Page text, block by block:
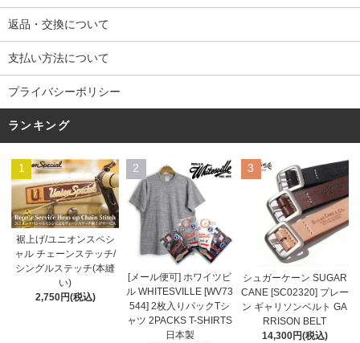
返品・交換について
支払い方法について
プライバシーポリシー
ランキング
1
裾上げ/ユニオンスペシ
ャル チェーンステッチ/
シングルステッチ(本縫
い)
2,750円(税込)
2
[メール便可] ホワイツビ
ル WHITESVILLE [WV73
544] 2枚入りパックTシ
ャツ 2PACKS T-SHIRTS
日本製
3
シュガーケーン SUGAR
CANE [SC02320] プレー
ン ギャリソンベルト GA
RRISON BELT
14,300円(税込)